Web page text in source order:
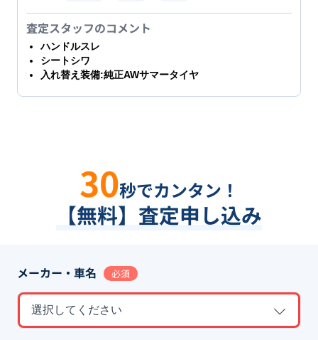
査定スタッフのコメント
ハンドルスレ
シートシワ
入れ替え装備:純正AWサマータイヤ
30秒でカンタン！
【無料】査定申し込み
メーカー・車名 必須
選択してください